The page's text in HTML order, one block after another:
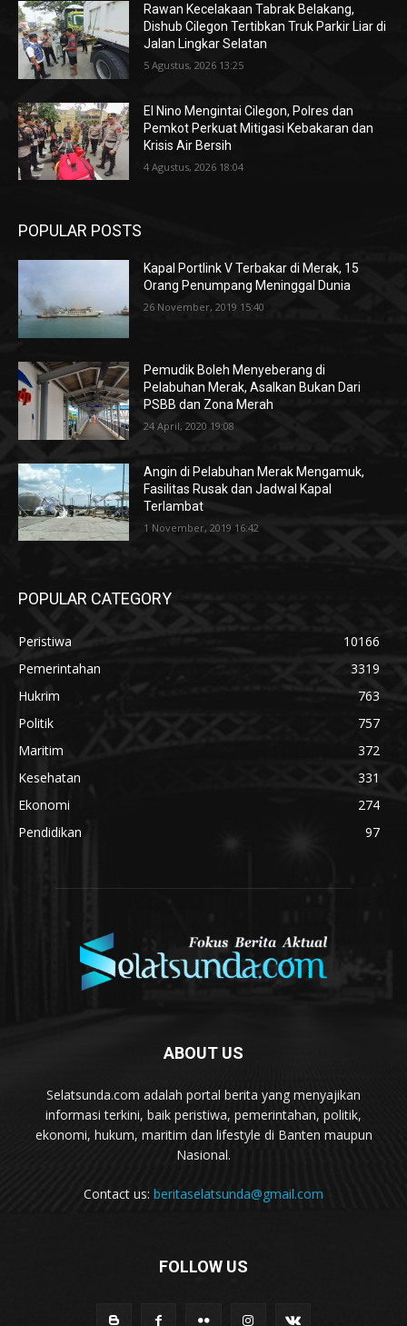
Rawan Kecelakaan Tabrak Belakang,
Dishub Cilegon Tertibkan Truk Parkir Liar di
Jalan Lingkar Selatan
5 Agustus, 2026 13:25
El Nino Mengintai Cilegon, Polres dan
Pemkot Perkuat Mitigasi Kebakaran dan
Krisis Air Bersih
4 Agustus, 2026 18:04
POPULAR POSTS
Kapal Portlink V Terbakar di Merak, 15
Orang Penumpang Meninggal Dunia
26 November, 2019 15:40
Pemudik Boleh Menyeberang di
Pelabuhan Merak, Asalkan Bukan Dari
PSBB dan Zona Merah
24 April, 2020 19:08
Angin di Pelabuhan Merak Mengamuk,
Fasilitas Rusak dan Jadwal Kapal
Terlambat
1 November, 2019 16:42
POPULAR CATEGORY
Peristiwa
10166
Pemerintahan
3319
Hukrim
763
Politik
757
Maritim
372
Kesehatan
331
Ekonomi
274
Pendidikan
97
ABOUT US
Selatsunda.com adalah portal berita yang menyajikan
informasi terkini, baik peristiwa, pemerintahan, politik,
ekonomi, hukum, maritim dan lifestyle di Banten maupun
Nasional.
Contact us: beritaselatsunda@gmail.com
FOLLOW US